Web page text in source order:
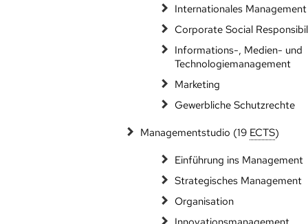
Internationales Management
Corporate Social
Informations-, Medien- und
Technologiemanagement
Marketing
Gewerbliche Schutzrechte
Managementstudio (19 ECTS)
Einführung ins Management
Strategisches Management
Organisation